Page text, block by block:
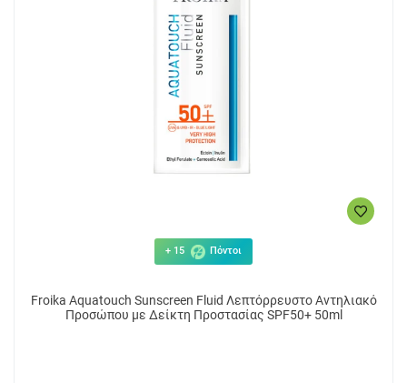
+ 15 Πόντοι
Froika Aquatouch Sunscreen Fluid Λεπτόρρευστο Αντηλιακό
Προσώπου με Δείκτη Προστασίας SPF50+ 50ml